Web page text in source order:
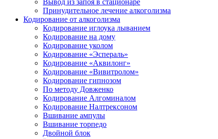
Вывод из запоя в стационаре
Принудительное лечение алкоголизма
Кодирование от алкоголизма
Кодирование иглоука лыванием
Кодирование на дому
Кодирование уколом
Кодирование «Эспераль»
Кодирование «Аквилонг»
Кодирование «Вивитролом»
Кодирование гипнозом
По методу Довженко
Кодирование Алгоминалом
Кодирование Налтрексоном
Вшивание ампулы
Вшивание торпедо
Двойной блок